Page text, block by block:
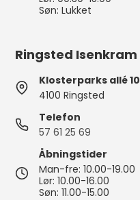
Søn: Lukket
Ringsted Isenkram
Klosterparks allé 10
4100 Ringsted
Telefon
57 61 25 69
Åbningstider
Man-fre: 10.00-19.00
Lør: 10.00-16.00
Søn: 11.00-15.00